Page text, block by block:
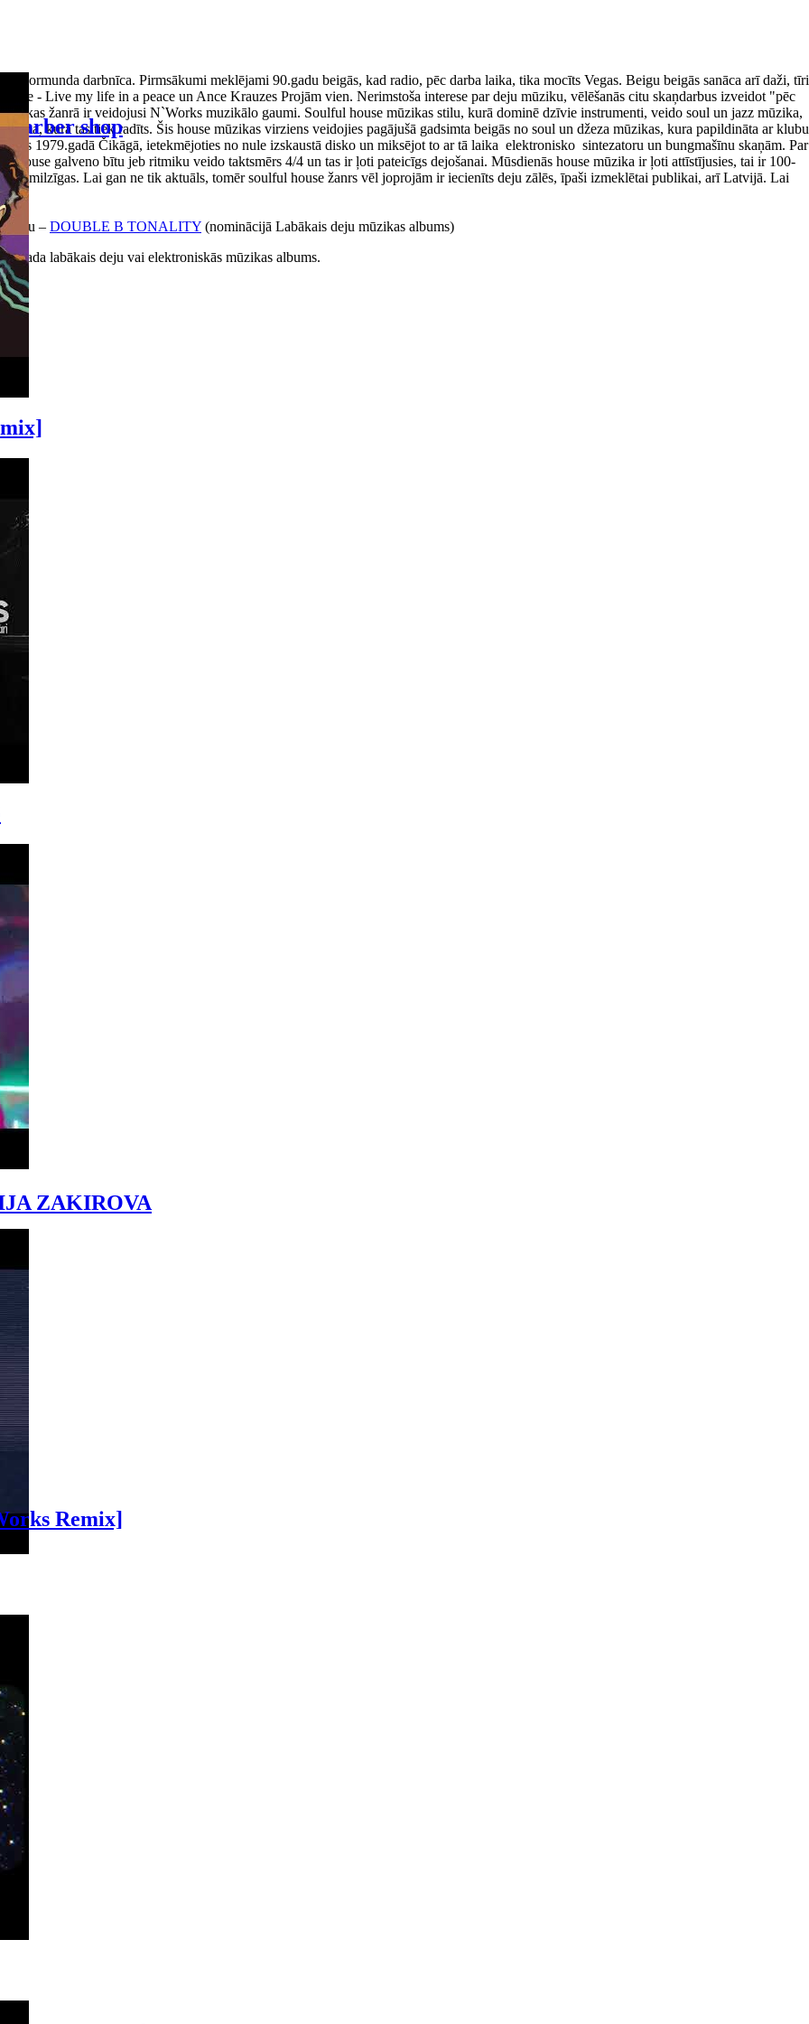
ZAKIROVA
Remix]
shop
Normunda darbnīca. Pirmsākumi meklējami 90.gadu beigās, kad radio, pēc darba laika, tika mocīts Vegas. Beigu beigās sanāca arī daži, tīri
- Live my life in a peace un Ance Krauzes Projām vien. Nerimstoša interese par deju mūziku, vēlēšanās citu skaņdarbus izveidot "pēc
žanrā ir veidojusi N`Works muzikālo gaumi. Soulful house mūzikas stilu, kurā dominē dzīvie instrumenti, veido soul un jazz mūzika,
kurā tas tiek radīts. Šis house mūzikas virziens veidojies pagājušā gadsimta beigās no soul un džeza mūzikas, kura papildināta ar klubu
1979.gadā Čikāgā, ietekmējoties no nule izskaustā disko un miksējot to ar tā laika elektronisko sintezatoru un bungmašīnu skaņām. Par
House galveno bītu jeb ritmiku veido taktsmērs 4/4 un tas ir ļoti pateicīgs dejošanai. Mūsdienās house mūzika ir ļoti attīstījusies, tai ir 100-
ir milzīgas. Lai gan ne tik aktuāls, tomēr soulful house žanrs vēl joprojām ir iecienīts deju zālēs, īpaši izmeklētai publikai, arī Latvijā. Lai
– DOUBLE B TONALITY (nominācijā Labākais deju mūzikas albums)
labākais deju vai elektroniskās mūzikas albums.